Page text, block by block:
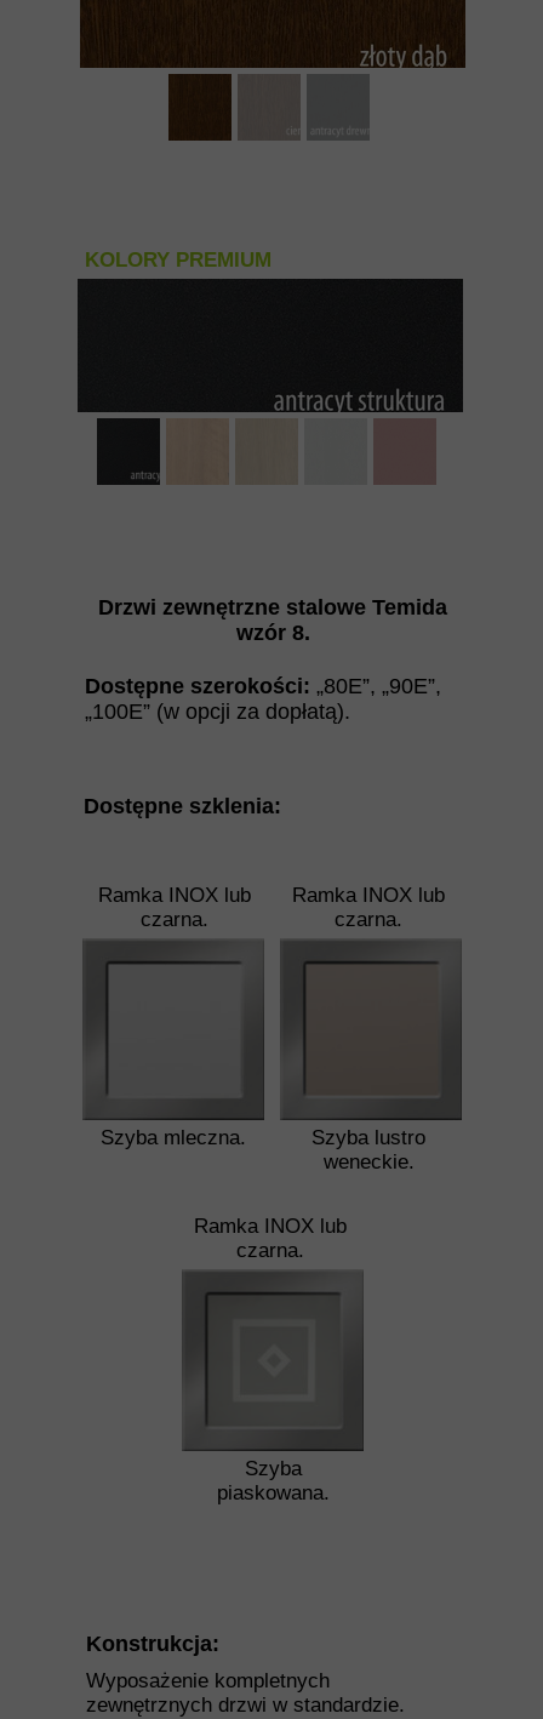
Szyba
piaskowana.
Ramka INOX lub
czarna.
Szyba lustro
weneckie.
Ramka INOX lub
czarna.
Szyba mleczna.
Ramka INOX lub
czarna.
Dostępne szklenia:
Wyposażenie kompletnych
zewnętrznych drzwi w standardzie.
KOLORY PREMIUM
Konstrukcja:
Drzwi zewnętrzne stalowe Temida
wzór 8.
Dostępne szerokości: „80E”, „90E”,
„100E” (w opcji za dopłatą).